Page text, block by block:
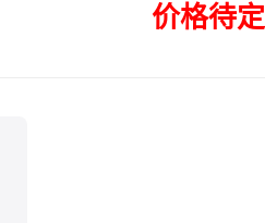
价格待定